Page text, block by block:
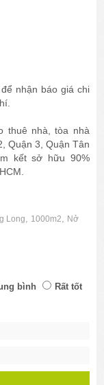
nhận báo giá chi
thuê nhà, tòa nhà
Quận 3, Quận Tân
kết sở hữu 90%
Long, 1000m2, Nở
bình
Rất tốt